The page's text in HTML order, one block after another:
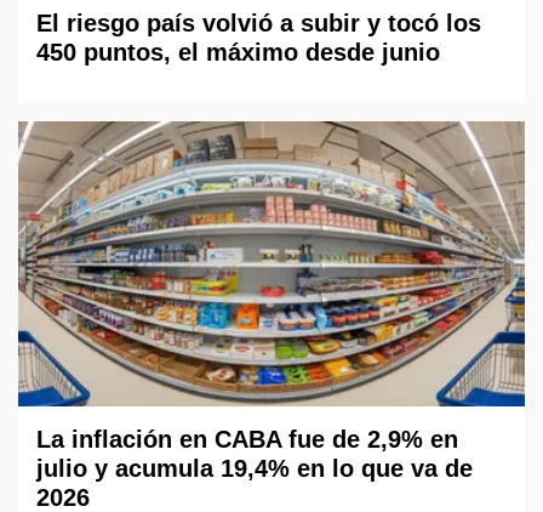
El riesgo país volvió a subir y tocó los
450 puntos, el máximo desde junio
La inflación en CABA fue de 2,9% en
julio y acumula 19,4% en lo que va de
2026